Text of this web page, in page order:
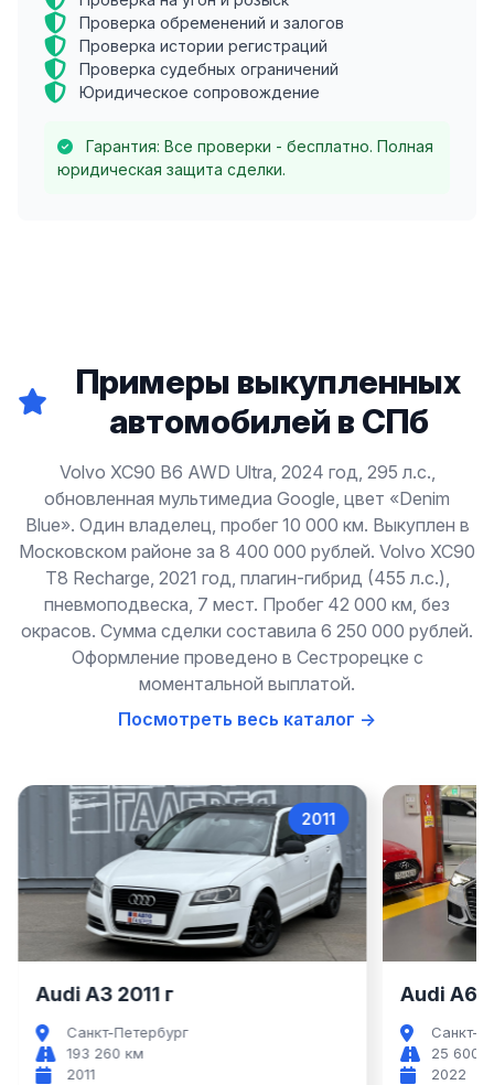
Проверка обременений и залогов
Проверка истории регистраций
Проверка судебных ограничений
Юридическое сопровождение
Гарантия: Все проверки - бесплатно. Полная
юридическая защита сделки.
Примеры выкупленных
автомобилей в СПб
Volvo XC90 B6 AWD Ultra, 2024 год, 295 л.с.,
обновленная мультимедиа Google, цвет «Denim
Blue». Один владелец, пробег 10 000 км. Выкуплен в
Московском районе за 8 400 000 рублей. Volvo XC90
T8 Recharge, 2021 год, плагин-гибрид (455 л.с.),
пневмоподвеска, 7 мест. Пробег 42 000 км, без
окрасов. Сумма сделки составила 6 250 000 рублей.
Оформление проведено в Сестрорецке с
моментальной выплатой.
Посмотреть весь каталог →
Audi A6
2022
Audi A6 2022 г
Санкт-Петербург
25 600 км
2022
Audi
69
2021